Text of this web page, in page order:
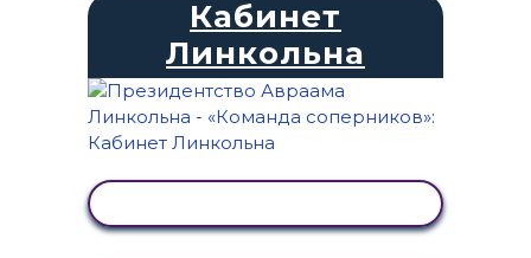
Кабинет
Линкольна